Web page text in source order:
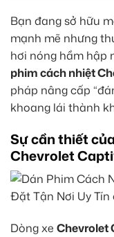
Bạn đang sở hữu
mạnh mẽ nhưng
hơi nóng hầm hập
phim cách nhiệt
pháp nâng cấp
khoang lái thành
Sự cần thiết
Chevrolet
Dòng xe Chevrolet